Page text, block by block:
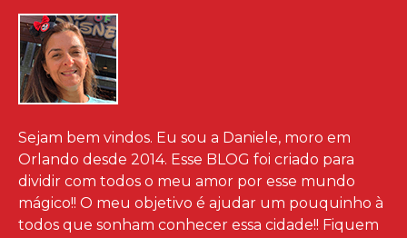
Sejam bem vindos. Eu sou a Daniele, moro em
Orlando desde 2014. Esse BLOG foi criado para
dividir com todos o meu amor por esse mundo
mágico!! O meu objetivo é ajudar um pouquinho à
todos que sonham conhecer essa cidade!! Fiquem